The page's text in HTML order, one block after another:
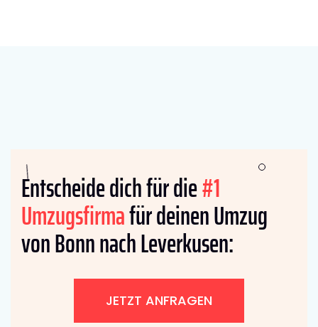
Entscheide dich für die#1
Umzugsfirmafür deinen Umzug
von Bonn nach Leverkusen:
JETZT ANFRAGEN